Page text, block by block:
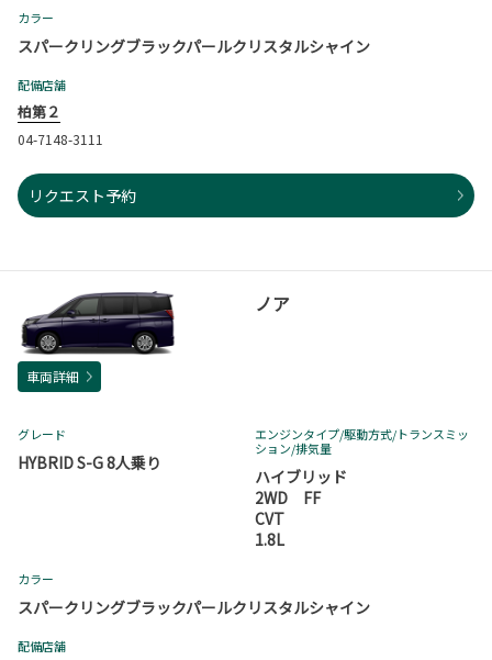
カラー
スパークリングブラックパールクリスタルシャイン
配備店舗
柏第２
04-7148-3111
リクエスト予約
ノア
車両詳細
グレード
HYBRID S-G 8人乗り
エンジンタイプ/駆動方式/トランスミッ
ション/排気量
ハイブリッド
2WD FF
CVT
1.8L
カラー
スパークリングブラックパールクリスタルシャイン
配備店舗